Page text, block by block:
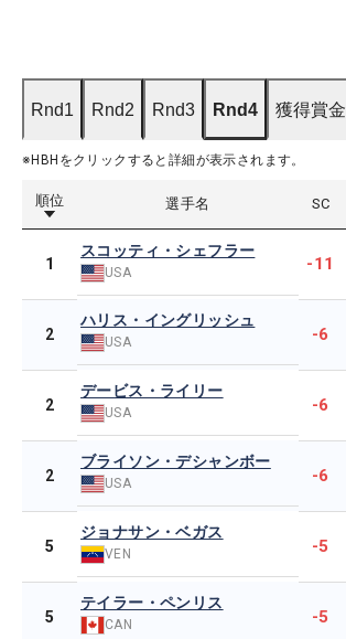
Rnd1 Rnd2 Rnd3 Rnd4 獲得賞金
※HBHをクリックすると詳細が表示されます。
順位 選手名 SC
1
スコッティ・シェフラー
USA -11
2
ハリス・イングリッシュ
USA -6
2
デービス・ライリー
USA -6
2
ブライソン・デシャンボー
USA -6
5
ジョナサン・ベガス
VEN -5
5
テイラー・ペンリス
CAN -5